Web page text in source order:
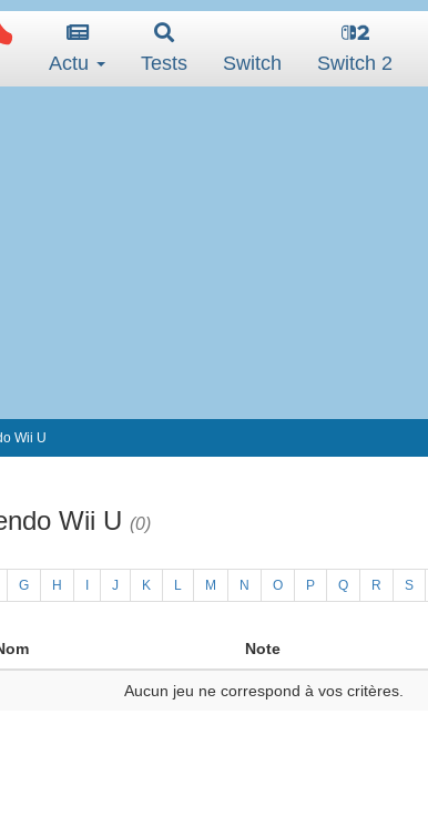
Actu Tests Switch Switch 2
Wii U
Wii U (0)
G H J K L M N O P Q R S
Note
Aucun jeu ne correspond à vos critères.